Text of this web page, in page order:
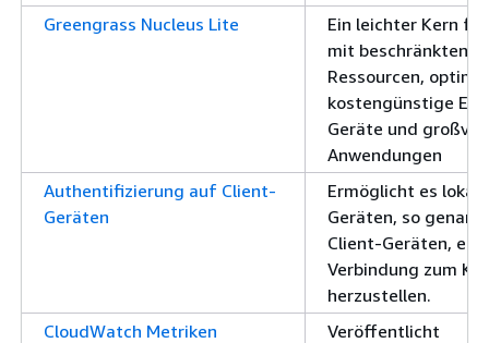
Greengrass Nucleus Lite
Ein leichter Kern
mit beschränkten
Ressourcen,
kostengünstige
Geräte und
Anwendungen
Authentifizierung auf Client-
Geräten
Ermöglicht es
Geräten, so
Client-Geräten, eine
Verbindung zum
herzustellen.
CloudWatch Metriken
Veröffentlicht